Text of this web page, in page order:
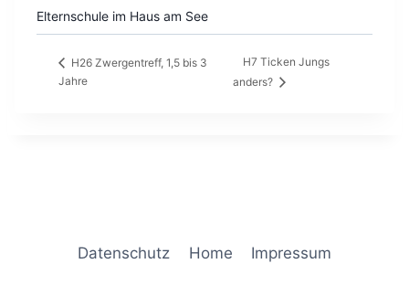
Elternschule im Haus am See
H26 Zwergentreff, 1,5 bis 3
Jahre
H7 Ticken Jungs
anders?
Datenschutz Home Impressum